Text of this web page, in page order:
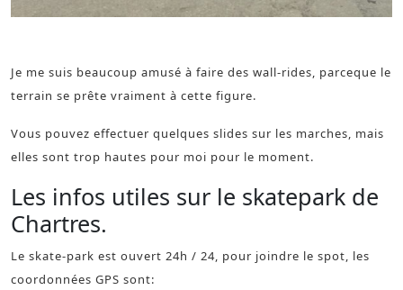
Je me suis beaucoup amusé à faire des wall-rides, parceque le
terrain se prête vraiment à cette figure.
Vous pouvez effectuer quelques slides sur les marches, mais
elles sont trop hautes pour moi pour le moment.
Les infos utiles sur le skatepark de
Chartres.
Le skate-park est ouvert 24h / 24, pour joindre le spot, les
coordonnées GPS sont: